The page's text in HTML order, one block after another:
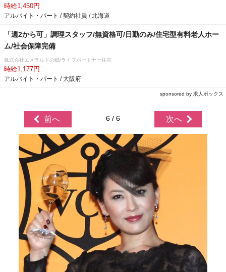
時給1,450円
アルバイト・パート / 契約社員 / 北海道
「週2から可」調理スタッフ/無資格可/日勤のみ/住宅型有料老人ホー
ム/社会保障完備
株式会社エメラルドの郷/ライフパートナー住吉
時給1,177円
アルバイト・パート / 大阪府
sponsored by 求人ボックス
前へ 6 / 6 次へ